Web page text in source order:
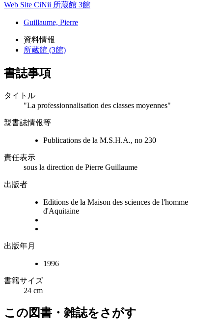
Web Site CiNii 所蔵館 3館
Guillaume, Pierre
資料情報
所蔵館 (3館)
書誌事項
タイトル
"La professionnalisation des classes moyennes"
親書誌情報等
Publications de la M.S.H.A., no 230
責任表示
sous la direction de Pierre Guillaume
出版者
Editions de la Maison des sciences de l'homme
d'Aquitaine
出版年月
1996
書籍サイズ
24 cm
この図書・雑誌をさがす